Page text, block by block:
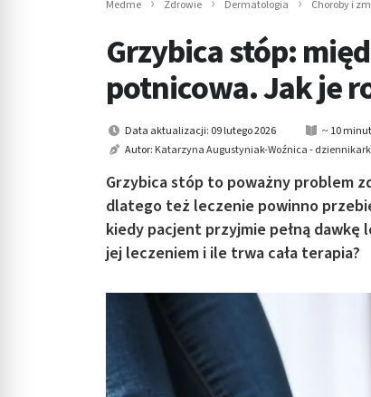
Medme Zdrowie Dermatologia Choroby i
Grzybica stóp:
potnicowa. Jak je
Data aktualizacji: 09 lutego 2026
~ 10
Autor: Katarzyna Augustyniak-Woźnica -
Grzybica stóp to poważny problem
dlatego też leczenie powinno
kiedy pacjent przyjmie pełną dawkę
jej leczeniem i ile trwa cała terapia?